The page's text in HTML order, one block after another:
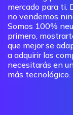
mercado para ti.
no vendemos
Somos 100%
primero,
que mejor se
a adquirir las
necesitarás en
más tecnológico.